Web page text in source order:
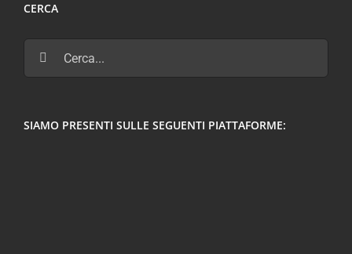
CERCA
Cerca
per:
SIAMO PRESENTI SULLE SEGUENTI PIATTAFORME: